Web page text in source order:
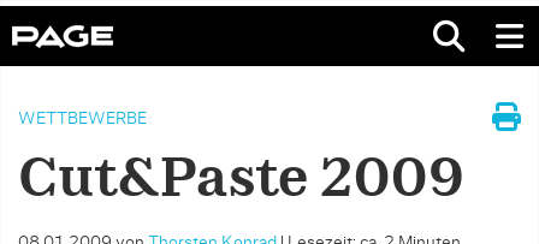
WETTBEWERBE
Cut&Paste 2009